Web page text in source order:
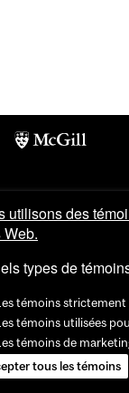
utilisons des
types de
témoins strictement
témoins utilisées
témoins de
tous les témoins